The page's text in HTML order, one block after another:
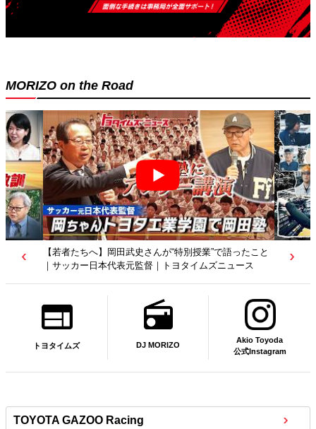
MORIZO on the Road
【トヨタディレクターズカット】クリエイターが工場を
映像作品に？従業員たちの涙の理由は…｜トヨタイムズ
トヨタイムズ DJ MORIZO
Akio Toyoda
公式Instagram
TOYOTA GAZOO Racing